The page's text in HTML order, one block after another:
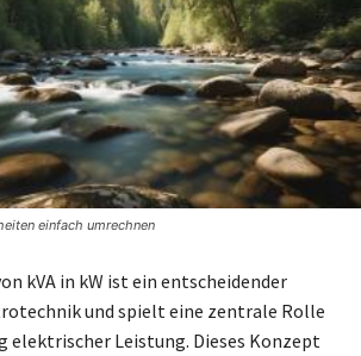
einfach umrechnen
kVA in kW ist ein entscheidender
und spielt eine zentrale Rolle
elektrischer Leistung. Dieses Konzept